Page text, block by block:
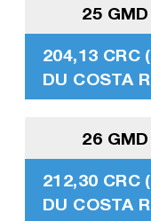
25
204,13 CRC
DU COSTA
26
212,30 CRC
DU COSTA